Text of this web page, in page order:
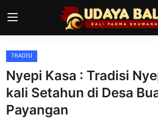
Home
Pura
Desa Adat
TRADISI
Nyepi Kasa : Tradisi
kali Setahun di Desa
Payangan